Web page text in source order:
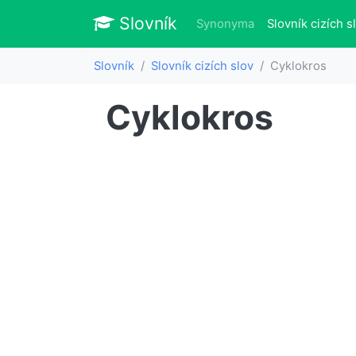
Slovník Slovník
Synonyma Slovník cizích
Slovník Slovník cizích slov Cyklokros
Cyklokros